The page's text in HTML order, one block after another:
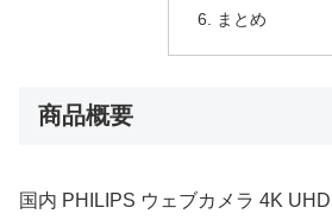
まとめ
商品概要
国内 PHILIPS ウェブカメラ 4K